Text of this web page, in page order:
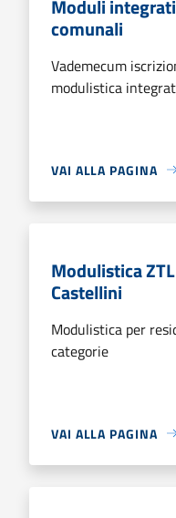
Moduli
comunali
Vademecum
modulistica
VAI ALLA PAGINA
Modulistica
Castellini
Modulistica per
categorie
VAI ALLA PAGINA